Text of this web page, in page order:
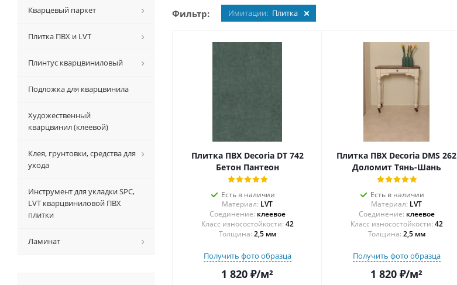
Фильтр: Имитации: Плитка
Плитка ПВХ Decoria DT 742
Бетон Пантеон
Есть в наличии
Материал: LVT
Соединение: клеевое
42
Толщина: 2,5 мм
Получить фото образца
1 820 ₽/м²
Плитка ПВХ Decoria DMS 262
Доломит Тянь-Шань
Есть в наличии
Материал: LVT
Соединение: клеевое
42
Толщина: 2,5 мм
Получить фото образца
1 820 ₽/м²
Кварцевый паркет
Плитка ПВХ и LVT
Плинтус кварцвиниловый
Подложка для кварцвинила
Художественный
кварцвинил (клеевой)
Клея, грунтовки, средства для
ухода
Инструмент для укладки SPC,
LVT кварцвиниловой ПВХ
плитки
Ламинат